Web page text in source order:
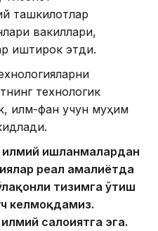
ташкилотлар
вакиллари,
иштирок этди.
технологик
илм-фан учун муҳим
илмий ишланмалардан
реал амалиётда
тизимга ўтиш
келмоқдамиз.
салоҳиятга эга.